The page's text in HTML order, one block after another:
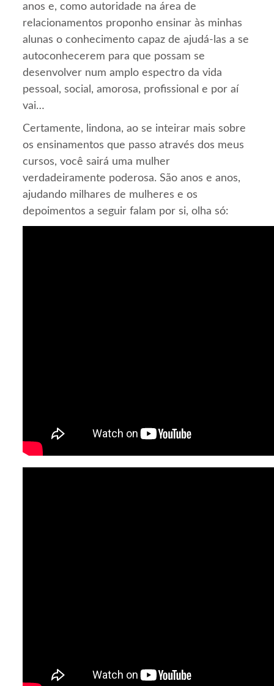
anos e, como autoridade na área de
relacionamentos proponho ensinar às minhas
alunas o conhecimento capaz de ajudá-las a se
autoconhecerem para que possam se
desenvolver num amplo espectro da vida
pessoal, social, amorosa, profissional e por aí
vai…
Certamente, lindona, ao se inteirar mais sobre
os ensinamentos que passo através dos meus
cursos, você sairá uma mulher
verdadeiramente poderosa. São anos e anos,
ajudando milhares de mulheres e os
depoimentos a seguir falam por si, olha só: